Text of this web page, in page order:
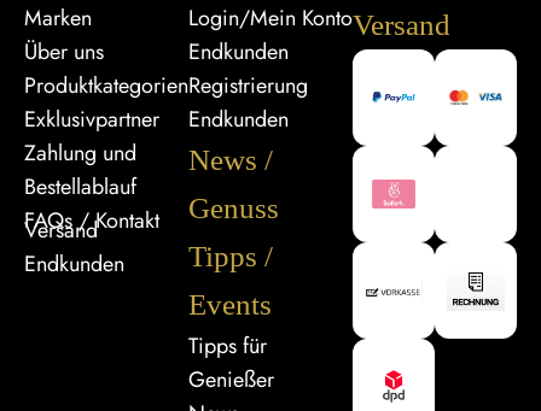
Marken
Über uns
Produktkategorien
Exklusivpartner
Zahlung und
Bestellablauf
FAQs / Kontakt
Versand
Endkunden
Login/Mein Konto
Endkunden
Registrierung
Endkunden
News /
Genuss
Tipps /
Events
Tipps für
Genießer
Versand